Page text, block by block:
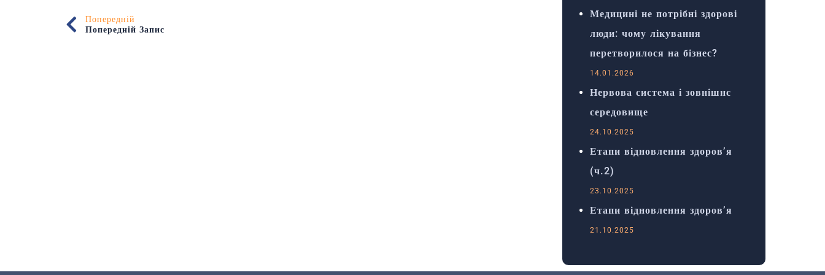
Попередній
Попередній Запис
Медицині не потрібні здорові
люди: чому лікування
перетворилося на бізнес?
14.01.2026
Нервова система і зовнішнє
середовище
24.10.2025
Етапи відновлення здоров’я
(ч.2)
23.10.2025
Етапи відновлення здоров’я
21.10.2025